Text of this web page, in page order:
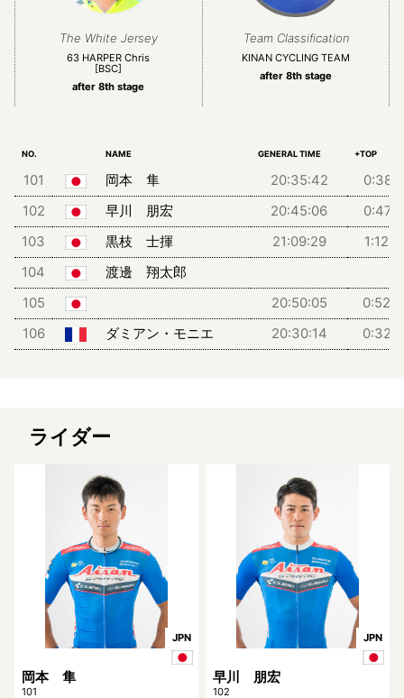
The White Jersey
63 HARPER Chris
[BSC]
after 8th stage
Team Classification
KINAN CYCLING TEAM
after 8th stage
NO. NAME GENERAL TIME +TOP
101 岡本 隼 20:35:42
102
早川 朋宏 20:45:06
103
黒枝 士揮 21:09:29
104
渡邊 翔太郎
105
20:50:05
106
ダミアン・モニエ 20:30:14
ライダー
JPN
岡本 隼
101
JPN
早川 朋宏
102